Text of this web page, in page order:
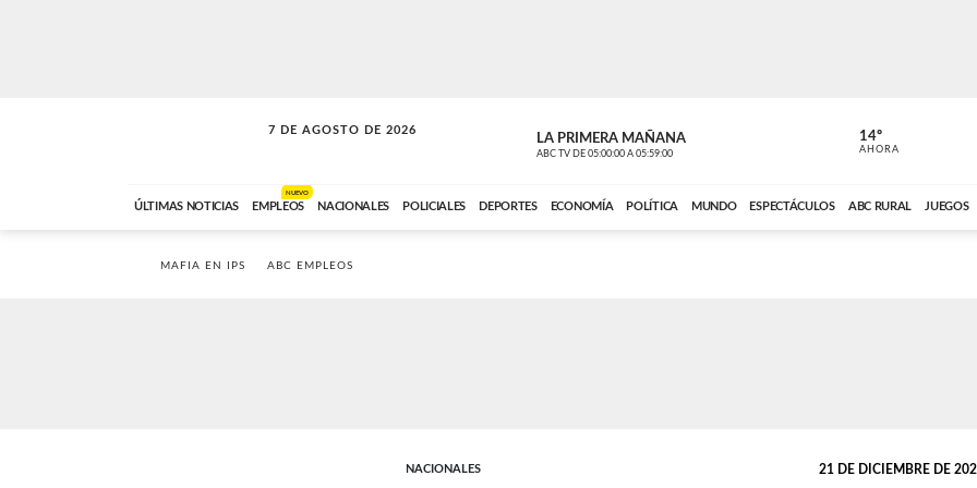
7 DE AGOSTO DE 2026
SOLO MÚSICA LA PRIMERA MAÑANA
ABC TV DE 05:00:00 A 05:59:00 ABC CARDINAL
14º
AHORA
ÚLTIMAS NOTICIAS EMPLEOS
NUEVO
NACIONALES POLICIALES DEPORTES ECONOMÍA POLÍTICA MUNDO ESPECTÁCULOS ABC RURAL JUEGOS
MAFIA EN IPS ABC EMPLEOS
NACIONALES 21 DE DICIEMBRE DE